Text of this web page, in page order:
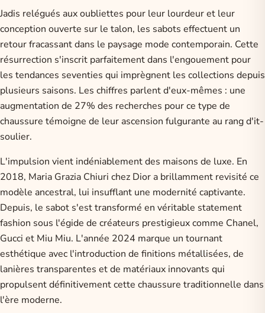
Jadis relégués aux oubliettes pour leur lourdeur et leur
conception ouverte sur le talon, les sabots effectuent un
retour fracassant dans le paysage mode contemporain. Cette
résurrection s'inscrit parfaitement dans l'engouement pour
les tendances seventies qui imprègnent les collections depuis
plusieurs saisons. Les chiffres parlent d'eux-mêmes : une
augmentation de 27% des recherches pour ce type de
chaussure témoigne de leur ascension fulgurante au rang d'it-
soulier.
L'impulsion vient indéniablement des maisons de luxe. En
2018, Maria Grazia Chiuri chez Dior a brillamment revisité ce
modèle ancestral, lui insufflant une modernité captivante.
Depuis, le sabot s'est transformé en véritable statement
fashion sous l'égide de créateurs prestigieux comme Chanel,
Gucci et Miu Miu. L'année 2024 marque un tournant
esthétique avec l'introduction de finitions métallisées, de
lanières transparentes et de matériaux innovants qui
propulsent définitivement cette chaussure traditionnelle dans
l'ère moderne.